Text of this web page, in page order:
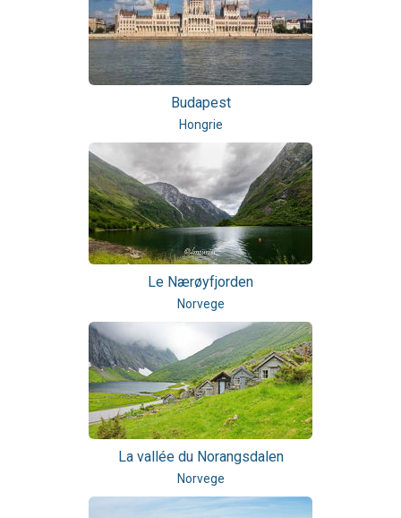
Budapest
Hongrie
Le Nærøyfjorden
Norvege
La vallée du Norangsdalen
Norvege